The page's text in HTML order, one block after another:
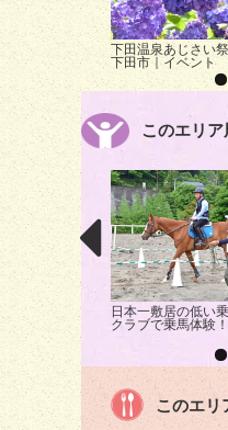
下田温泉あじさい祭
下田市｜イベント
このエリ
日本一敷居の低い
クラブで乗馬体験！
このエリ